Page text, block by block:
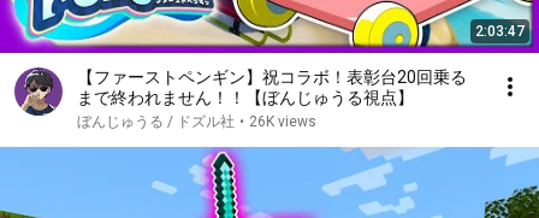
2:03:47
【ファーストペンギン】祝コラボ！表彰台20回乗る
まで終われません！！【ぼんじゅうる視点】
ぼんじゅうる / ドズル社 • 26K views